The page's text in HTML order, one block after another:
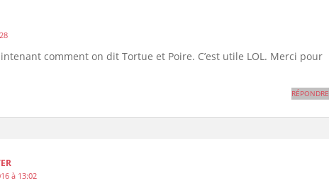
comment on dit Tortue et Poire. C’est utile LOL. Merci pour
RÉPONDRE
à 13:02